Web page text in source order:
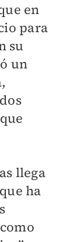
en
para
su
un
llega
ha